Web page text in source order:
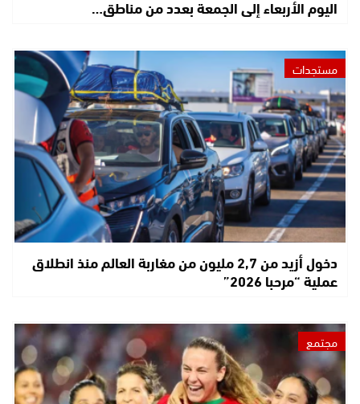
اليوم الأربعاء إلى الجمعة بعدد من مناطق…
مستجدات
دخول أزيد من 2,7 مليون من مغاربة العالم منذ انطلاق
عملية “مرحبا 2026”
مجتمع